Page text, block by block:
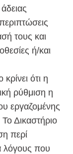
τους και
ή/και
ότι η
ρύθμιση η
εργαζομένης
Δικαστήριο
περί
λόγους που